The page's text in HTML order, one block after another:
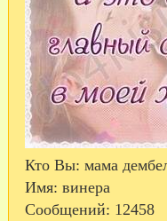
Кто Вы: мама
Имя: винера
Сообщений: 12458